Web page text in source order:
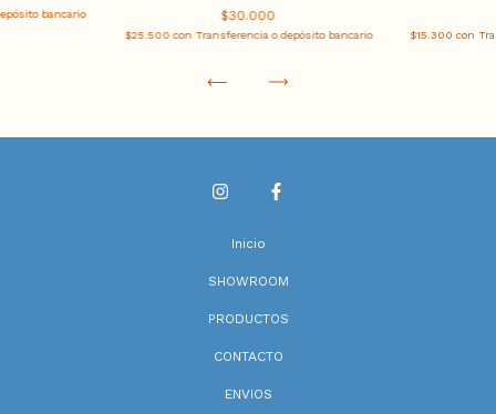
bancario
$30.000
$25.500 con Transferencia o depósito bancario $15.300con
Inicio
SHOWROOM
PRODUCTOS
CONTACTO
ENVIOS